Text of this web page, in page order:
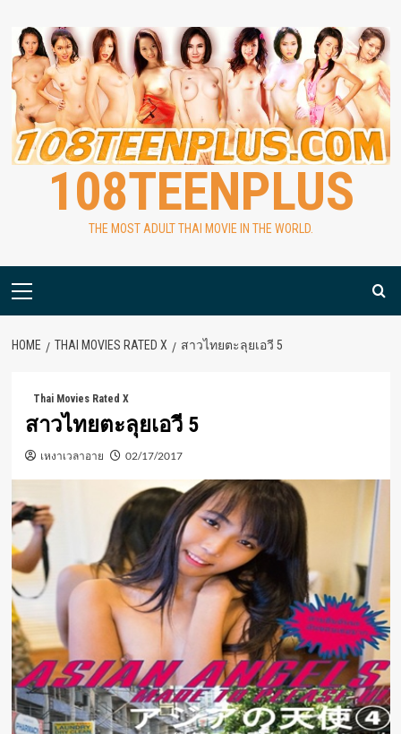
content
108TEENPLUS
THE MOST ADULT THAI MOVIE IN THE WORLD.
Primary
HOME THAI MOVIES RATED X สาวไทยตะลุยเอวี 5
Thai Movies Rated X
สาวไทยตะลุยเอวี 5
เหงาเวลาอาย 02/17/2017